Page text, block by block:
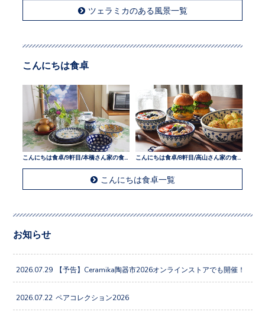
ツェラミカのある風景一覧
こんにちは食卓
こんにちは食卓/9軒目/本橋さん家の食卓
こんにちは食卓一覧
お知らせ
2026.07.29 【予告】Ceramika陶器市2026オンラインストアでも開催！
2026.07.22 ペアコレクション2026